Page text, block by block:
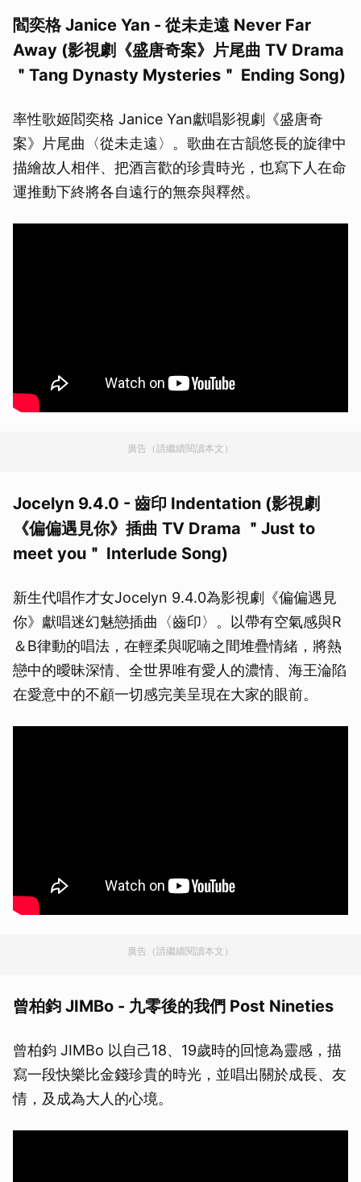
閻奕格 Janice Yan - 從未走遠 Never Far
Away (影視劇《盛唐奇案》片尾曲 TV Drama
＂Tang Dynasty Mysteries＂ Ending Song)
率性歌姬閻奕格 Janice Yan獻唱影視劇《盛唐奇
案》片尾曲〈從未走遠〉。歌曲在古韻悠長的旋律中
描繪故人相伴、把酒言歡的珍貴時光，也寫下人在命
運推動下終將各自遠行的無奈與釋然。
廣告（請繼續閱讀本文）
Jocelyn 9.4.0 - 齒印 Indentation (影視劇
《偏偏遇見你》插曲 TV Drama ＂Just to
meet you＂ Interlude Song)
新生代唱作才女Jocelyn 9.4.0為影視劇《偏偏遇見
你》獻唱迷幻魅戀插曲〈齒印〉。以帶有空氣感與R
＆B律動的唱法，在輕柔與呢喃之間堆疊情緒，將熱
戀中的曖昧深情、全世界唯有愛人的濃情、海王淪陷
在愛意中的不顧一切感完美呈現在大家的眼前。
廣告（請繼續閱讀本文）
曾柏鈞 JIMBo - 九零後的我們 Post Nineties
曾柏鈞 JIMBo 以自己18、19歲時的回憶為靈感，描
寫一段快樂比金錢珍貴的時光，並唱出關於成長、友
情，及成為大人的心境。